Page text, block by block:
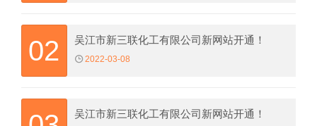
02 吴江市新三联化工有限公司新网站开通！
2022-03-08
吴江市新三联化工有限公司新网站开通！